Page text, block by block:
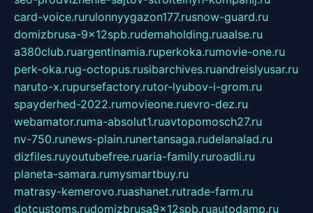
card-voice.rurulonnyygazon177.rusnow-guard.ru
domizbrusa-9x12spb.rudemaholding.ruaalse.ru
a380club.ruargentinamia.ruperkoka.rumovie-one.ru
perk-oka.rug-octopus.rusibarchives.ruandreislyusar.ru
naruto-x.rupursefactory.rutor-lyubov-i-grom.ru
spayderhed-2022.rumovieone.ruevro-dez.ru
webamator.ruma-absolut1.ruavtopomosch27.ru
nv-750.runews-plain.runertansaga.rudelanalad.ru
dizfiles.ruyoutubefree.ruaria-family.ruroadli.ru
planeta-samara.rumysmartbuy.ru
matrasy-kemerovo.ruashanet.rutrade-farm.ru
dotcustoms.rudomizbrusa9x12spb.ruautodamp.ru